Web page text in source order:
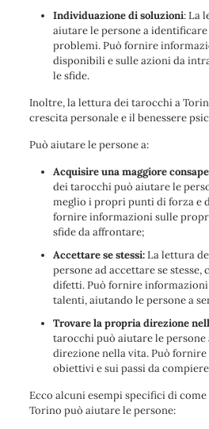
Individuazione di soluzioni: La
aiutare le persone a
problemi. Può fornire
disponibili e sulle azioni da
le sfide.
Inoltre, la lettura dei tarocchi a
crescita personale e il benessere
Può aiutare le persone a:
Acquisire una maggiore
dei tarocchi può aiutare le
meglio i propri punti di forza e
fornire informazioni sulle
sfide da affrontare;
Accettare se stessi:La lettura
persone ad accettare se
difetti. Può fornire
talenti, aiutando le persone a
Trovare la propria direzione
tarocchi può aiutare le
direzione nella vita. Può
obiettivi e sui passi da
Ecco alcuni esempi specifici di
Torino può aiutare le persone: